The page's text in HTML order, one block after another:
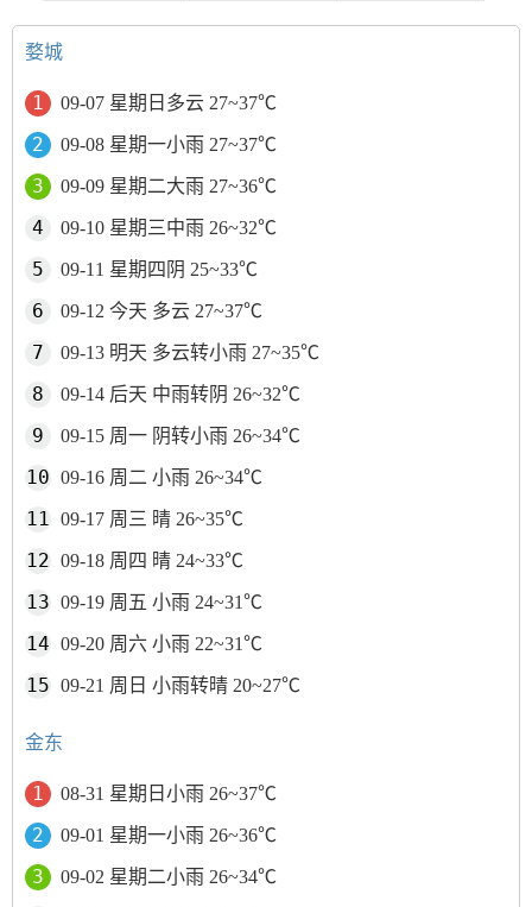
婺城
09-07 星期日多云 27~37℃
09-08 星期一小雨 27~37℃
09-09 星期二大雨 27~36℃
09-10 星期三中雨 26~32℃
09-11 星期四阴 25~33℃
09-12 今天 多云 27~37℃
09-13 明天 多云转小雨 27~35℃
09-14 后天 中雨转阴 26~32℃
09-15 周一 阴转小雨 26~34℃
09-16 周二 小雨 26~34℃
09-17 周三 晴 26~35℃
09-18 周四 晴 24~33℃
09-19 周五 小雨 24~31℃
09-20 周六 小雨 22~31℃
09-21 周日 小雨转晴 20~27℃
金东
08-31 星期日小雨 26~37℃
09-01 星期一小雨 26~36℃
09-02 星期二小雨 26~34℃